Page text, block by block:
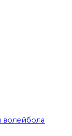
волейбола